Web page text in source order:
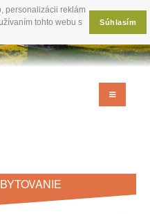
personalizácii reklám
tohto webu s
Súhlasím